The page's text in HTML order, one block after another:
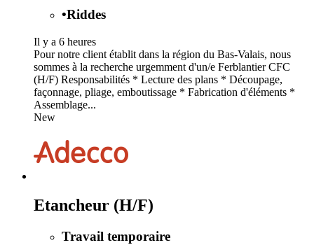
•Riddes
Il y a 6 heures
Pour notre client établit dans la région du Bas-Valais, nous
sommes à la recherche urgemment d'un/e Ferblantier CFC
(H/F) Responsabilités * Lecture des plans * Découpage,
façonnage, pliage, emboutissage * Fabrication d'éléments *
Assemblage...
New
Etancheur (H/F)
Travail temporaire